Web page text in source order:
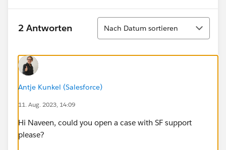
2 Antworten
Sortieren
Nach Datum sortieren
Antje Kunkel (Salesforce)
11. Aug. 2023, 14:09
Hi Naveen, could you open a case with SF support
please?